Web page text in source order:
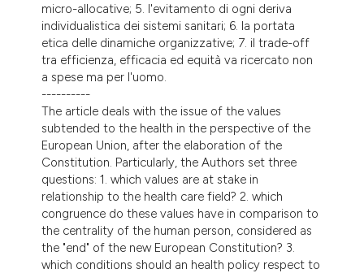
micro-allocative; 5. l'evitamento di ogni deriva
individualistica dei sistemi sanitari; 6. la portata
etica delle dinamiche organizzative; 7. il trade-off
tra efficienza, efficacia ed equità va ricercato non
a spese ma per l'uomo.
----------
The article deals with the issue of the values
subtended to the health in the perspective of the
European Union, after the elaboration of the
Constitution. Particularly, the Authors set three
questions: 1. which values are at stake in
relationship to the health care field? 2. which
congruence do these values have in comparison to
the centrality of the human person, considered as
the "end" of the new European Constitution? 3.
which conditions should an health policy respect to